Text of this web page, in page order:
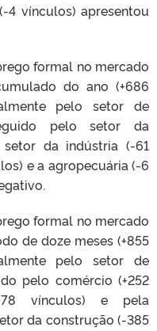
4 vínculos) apresentou
formal no mercado
do ano (+686
pelo setor de
pelo setor da
setor da indústria (-61
e a agropecuária (-6
formal no mercado
de doze meses (+855
pelo setor de
pelo comércio (+252
vínculos) e pela
da construção (-385